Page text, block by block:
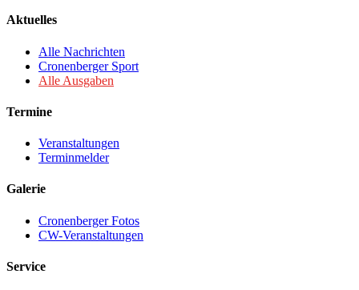
Aktuelles
Alle Nachrichten
Cronenberger Sport
Alle Ausgaben
Termine
Veranstaltungen
Terminmelder
Galerie
Cronenberger Fotos
CW-Veranstaltungen
Service